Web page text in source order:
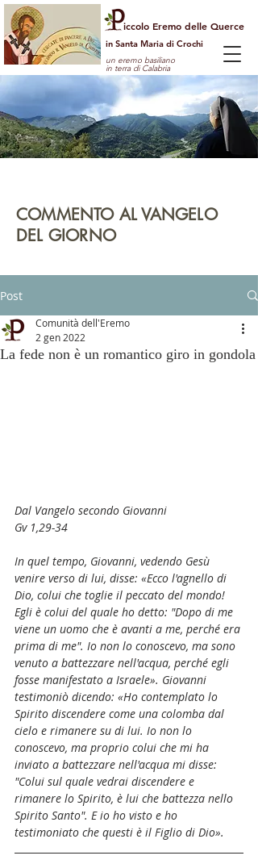
iccolo Eremo delle Querce
in Santa Maria di Crochi
un eremo basiliano
in terra di Calabria
COMMENTO AL VANGELO
DEL GIORNO
Post
La fede non è un romantico giro in gondola
Comunità dell'Eremo
2 gen 2022
Dal Vangelo secondo Giovanni
Gv 1,29-34
In quel tempo, Giovanni, vedendo Gesù
venire verso di lui, disse: «Ecco l'agnello di
Dio, colui che toglie il peccato del mondo!
Egli è colui del quale ho detto: "Dopo di me
viene un uomo che è avanti a me, perché era
prima di me". Io non lo conoscevo, ma sono
venuto a battezzare nell'acqua, perché egli
fosse manifestato a Israele». Giovanni
testimoniò dicendo: «Ho contemplato lo
Spirito discendere come una colomba dal
cielo e rimanere su di lui. Io non lo
conoscevo, ma proprio colui che mi ha
inviato a battezzare nell'acqua mi disse:
"Colui sul quale vedrai discendere e
rimanere lo Spirito, è lui che battezza nello
Spirito Santo". E io ho visto e ho
testimoniato che questi è il Figlio di Dio».